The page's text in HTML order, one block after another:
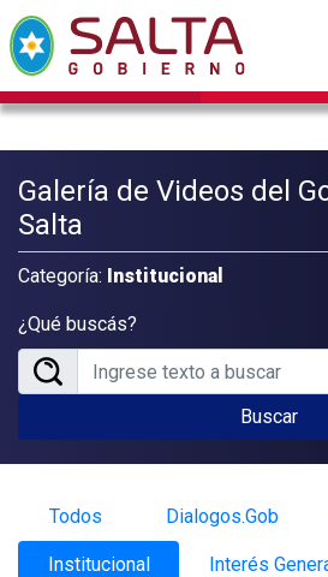
Galería de Videos del
Salta
Categoría: Institucional
¿Qué buscás?
Buscar
Todos Dialogos.Gob
Institucional Interés